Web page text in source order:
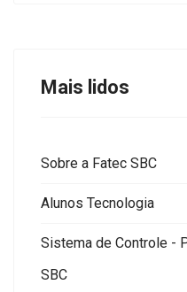
Mais lidos
Sobre a Fatec SBC
Alunos Tecnologia
Sistema de Controle -
SBC